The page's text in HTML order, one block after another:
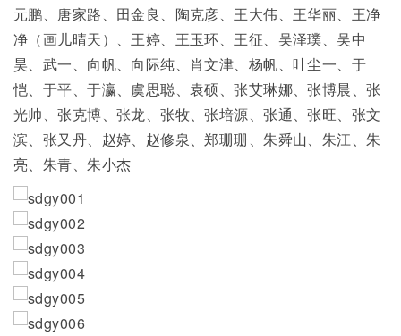
元鹏、唐家路、田金良、陶克彦、王大伟、王华丽、王净
净（画儿晴天）、王婷、王玉环、王征、吴泽璞、吴中
昊、武一、向帆、向际纯、肖文津、杨帆、叶尘一、于
恺、于平、于瀛、虞思聪、袁硕、张艾琳娜、张博晨、张
光帅、张克博、张龙、张牧、张培源、张通、张旺、张文
滨、张又丹、赵婷、赵修泉、郑珊珊、朱舜山、朱江、朱
亮、朱青、朱小杰